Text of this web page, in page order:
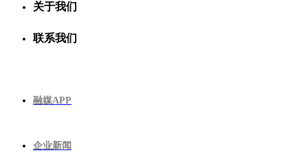
关于我们
联系我们
融媒APP
企业新闻